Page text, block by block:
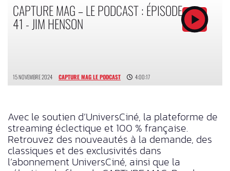
CAPTURE MAG – LE PODCAST : ÉPISODE
41 - JIM HENSON
15 NOVEMBRE 2024 CAPTURE MAG LE PODCAST 4:00:17
Avec le soutien d’UniversCiné, la plateforme de
streaming éclectique et 100 % française.
Retrouvez des nouveautés à la demande, des
classiques et des exclusivités dans
l’abonnement UniversCiné, ainsi que la